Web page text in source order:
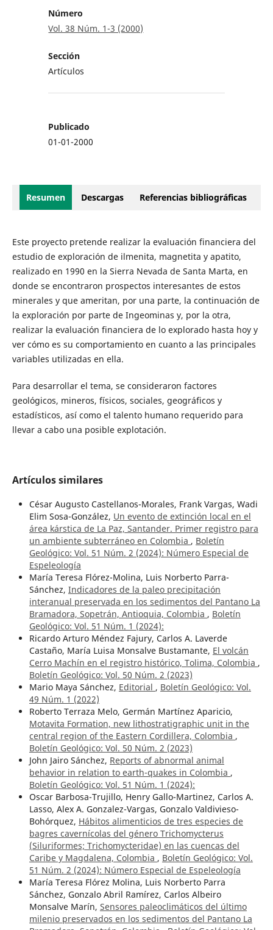
Número
Vol. 38 Núm. 1-3 (2000)
Sección
Artículos
Publicado
01-01-2000
Resumen Descargas Referencias bibliográficas
Este proyecto pretende realizar la evaluación financiera del
estudio de exploración de ilmenita, magnetita y apatito,
realizado en 1990 en la Sierra Nevada de Santa Marta, en
donde se encontraron prospectos interesantes de estos
minerales y que ameritan, por una parte, la continuación de
la exploración por parte de Ingeominas y, por la otra,
realizar la evaluación financiera de lo explorado hasta hoy y
ver cómo es su comportamiento en cuanto a las principales
variables utilizadas en ella.
Para desarrollar el tema, se consideraron factores
geológicos, mineros, físicos, sociales, geográficos y
estadísticos, así como el talento humano requerido para
llevar a cabo una posible explotación.
Artículos similares
César Augusto Castellanos-Morales, Frank Vargas, Wadi
Elim Sosa-González, Un evento de extinción local en el
área kárstica de La Paz, Santander. Primer registro para
un ambiente subterráneo en Colombia , Boletín
Geológico: Vol. 51 Núm. 2 (2024): Número Especial de
Espeleología
María Teresa Flórez-Molina, Luis Norberto Parra-
Sánchez, Indicadores de la paleo precipitación
interanual preservada en los sedimentos del Pantano La
Bramadora, Sopetrán, Antioquia, Colombia , Boletín
Geológico: Vol. 51 Núm. 1 (2024):
Ricardo Arturo Méndez Fajury, Carlos A. Laverde
Castaño, María Luisa Monsalve Bustamante, El volcán
Cerro Machín en el registro histórico, Tolima, Colombia ,
Boletín Geológico: Vol. 50 Núm. 2 (2023)
Mario Maya Sánchez, Editorial , Boletín Geológico: Vol.
49 Núm. 1 (2022)
Roberto Terraza Melo, Germán Martínez Aparicio,
Motavita Formation, new lithostratigraphic unit in the
central region of the Eastern Cordillera, Colombia ,
Boletín Geológico: Vol. 50 Núm. 2 (2023)
John Jairo Sánchez, Reports of abnormal animal
behavior in relation to earth-quakes in Colombia ,
Boletín Geológico: Vol. 51 Núm. 1 (2024):
Oscar Barbosa-Trujillo, Henry Gallo-Martinez, Carlos A.
Lasso, Alex A. Gonzalez-Vargas, Gonzalo Valdivieso-
Bohórquez, Hábitos alimenticios de tres especies de
bagres cavernícolas del género Trichomycterus
(Siluriformes; Trichomycteridae) en las cuencas del
Caribe y Magdalena, Colombia , Boletín Geológico: Vol.
51 Núm. 2 (2024): Número Especial de Espeleología
María Teresa Flórez Molina, Luis Norberto Parra
Sánchez, Gonzalo Abril Ramírez, Carlos Albeiro
Monsalve Marín, Sensores paleoclimáticos del último
milenio preservados en los sedimentos del Pantano La